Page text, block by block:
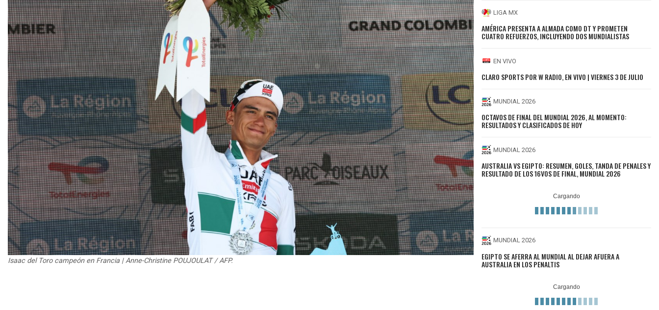
Isaac del Toro campeón en Francia | Anne-Christine POUJOULAT / AFP.
LIGA MX
AMÉRICA PRESENTA A ALMADA COMO DT Y PROMETEN
CUATRO REFUERZOS, INCLUYENDO DOS MUNDIALISTAS
EN VIVO
CLARO SPORTS POR W RADIO, EN VIVO | VIERNES 3 DE JULIO
MUNDIAL 2026
OCTAVOS DE FINAL DEL MUNDIAL 2026, AL MOMENTO:
RESULTADOS Y CLASIFICADOS DE HOY
MUNDIAL 2026
AUSTRALIA VS EGIPTO: RESUMEN, GOLES, TANDA DE PENALES Y
RESULTADO DE LOS 16VOS DE FINAL, MUNDIAL 2026
MUNDIAL 2026
EGIPTO SE AFERRA AL MUNDIAL AL DEJAR AFUERA A
AUSTRALIA EN LOS PENALTIS